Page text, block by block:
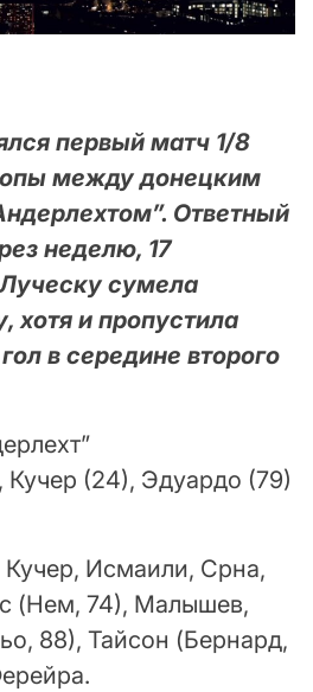
первый матч 1/8
между донецким
Ответный
неделю, 17
сумела
хотя и пропустила
в середине второго
Кучер (24), Эдуардо (79)
Кучер, Исмаили, Срна,
(Нем, 74), Малышев,
88), Тайсон (Бернард,